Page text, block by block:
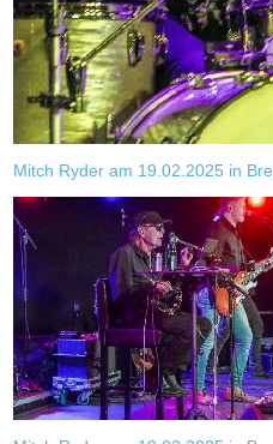
Mitch Ryder am 19.02.2025 in